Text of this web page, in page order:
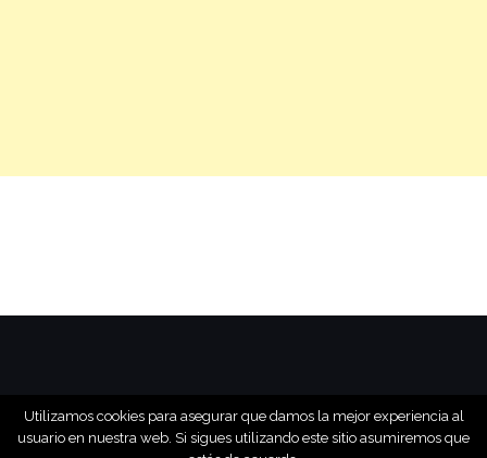
www.relatointeresante.com
Utilizamos cookies para asegurar que damos la mejor experiencia al
usuario en nuestra web. Si sigues utilizando este sitio asumiremos que